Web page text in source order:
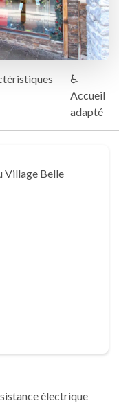
♿
Accueil
adapté
Village Belle
électrique